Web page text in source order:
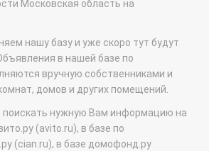
Московская область на
нашу базу и уже скоро тут будут
в нашей базе по
вручную собственниками и
домов и других помещений.
поискать нужную Вам информацию на
(avito.ru), в базе по
(cian.ru), в базе домофонд.ру